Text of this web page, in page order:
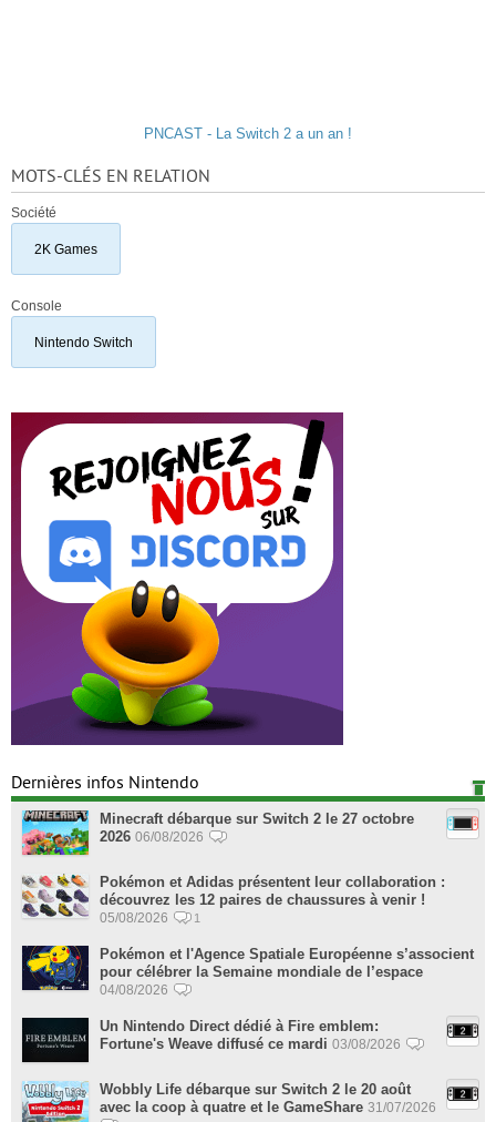
PNCAST - La Switch 2 a un an !
MOTS-CLÉS EN RELATION
Société
2K Games
Console
Nintendo Switch
Dernières infos Nintendo
Minecraft débarque sur Switch 2 le 27 octobre
2026 06/08/2026
Pokémon et Adidas présentent leur collaboration :
découvrez les 12 paires de chaussures à venir !
05/08/2026 1
Pokémon et l'Agence Spatiale Européenne s’associent
pour célébrer la Semaine mondiale de l’espace
04/08/2026
Un Nintendo Direct dédié à Fire emblem:
Fortune's Weave diffusé ce mardi 03/08/2026
Wobbly Life débarque sur Switch 2 le 20 août
avec la coop à quatre et le GameShare 31/07/2026